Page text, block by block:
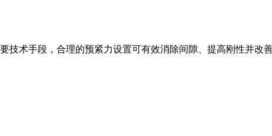
技术手段，合理的预紧力设置可有效消除间隙、提高刚性并改